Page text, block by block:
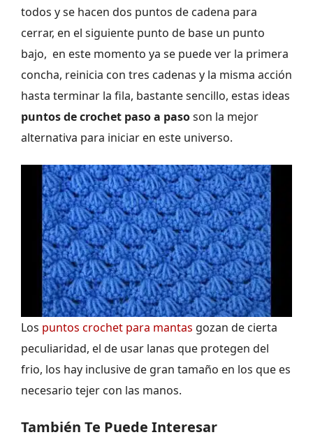
todos y se hacen dos puntos de cadena para
cerrar, en el siguiente punto de base un punto
bajo, en este momento ya se puede ver la primera
concha, reinicia con tres cadenas y la misma acción
hasta terminar la fila, bastante sencillo, estas ideas
puntos de crochet paso a pasoson la mejor
alternativa para iniciar en este universo.
Los puntos crochet para mantas gozan de cierta
peculiaridad, el de usar lanas que protegen del
frio, los hay inclusive de gran tamaño en los que es
necesario tejer con las manos.
También Te Puede Interesar